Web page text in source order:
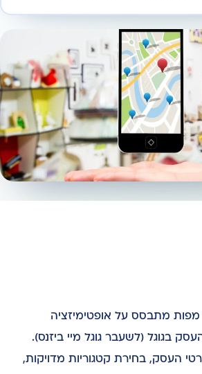
מפות מתבסס על אופטימיזציה
בגוגל (לשעבר גוגל מיי ביזנס).
העסק, בחירת קטגוריות מדויקות,